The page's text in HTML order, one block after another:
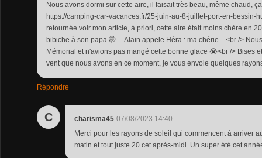
Nous avons dormi sur cette aire, il faisait très beau, même chaud,
https://camping-car-vacances.fr/25-juin-au-8-juillet-port-en-bessin-
retournée voir mon article, à priori, cette aire était moins chère en
bibiche à son papa 🤭 ... Alain appele Héra : ma chérie... <br />
Mémorial et n'avions pas mangé cette bonne glace 😭<br /> Bises
vent que nous avons en ce moment, je vous envoie quelques
Répondre
C charisma45 07/08/2023 14:40
Merci pour les rayons de soleil qui commencent à arriver
matin et tout juste 20 cet après-midi. Un super été cet